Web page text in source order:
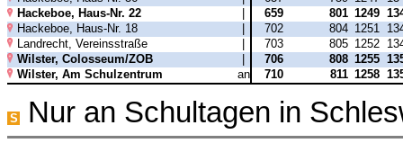
Hackeboe, Haus-Nr. 22
659 801 1249
Hackeboe, Haus-Nr. 18
702 804 1251
Landrecht, Vereinsstraße
703 805 1252
Wilster, Colosseum/ZOB
706 808 1255
Wilster, Am Schulzentrum
an 710 811 1258
S Nur an Schultagen in